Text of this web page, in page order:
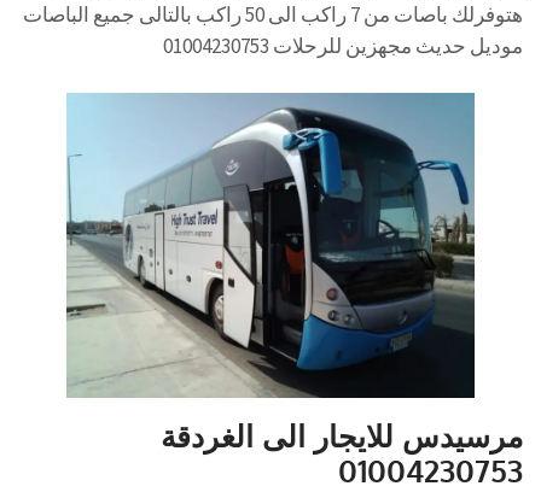
هتوفرلك باصات من 7 راكب الى 50 راكب بالتالى جميع الباصات
موديل حديث مجهزين للرحلات 01004230753
مرسيدس للايجار الى الغردقة
01004230753